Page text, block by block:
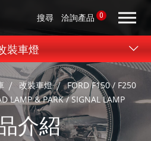
搜尋 洽詢產品 0
改裝車燈
FORD F150 / F250
LAMP & PARK / SIGNAL LAMP
介紹
裝車燈